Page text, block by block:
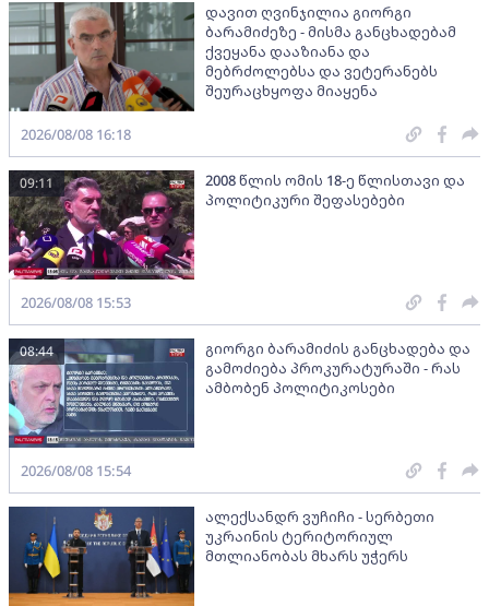
დავით ღვინჯილია გიორგი
ბარამიძეზე - მისმა განცხადებამ
ქვეყანა დააზიანა და
მებრძოლებსა და ვეტერანებს
შეურაცხყოფა მიაყენა
2026/08/08 16:18
2008 წლის ომის 18-ე წლისთავი და
პოლიტიკური შეფასებები
09:11
2026/08/08 15:53
გიორგი ბარამიძის განცხადება და
გამოძიება პროკურატურაში - რას
ამბობენ პოლიტიკოსები
08:44
2026/08/08 15:54
ალექსანდრ ვუჩიჩი - სერბეთი
უკრაინის ტერიტორიულ
მთლიანობას მხარს უჭერს